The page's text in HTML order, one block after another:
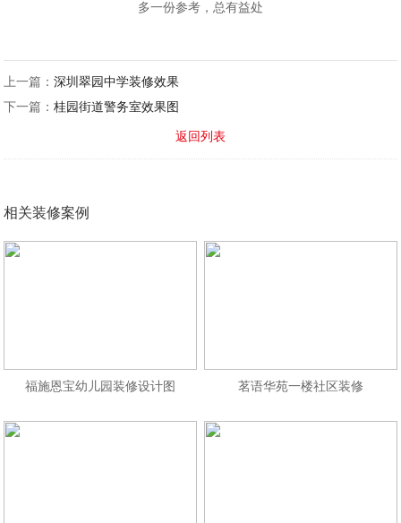
多一份参考，总有益处
上一篇：深圳翠园中学装修效果
下一篇：桂园街道警务室效果图
返回列表
相关装修案例
福施恩宝幼儿园装修设计图 茗语华苑一楼社区装修